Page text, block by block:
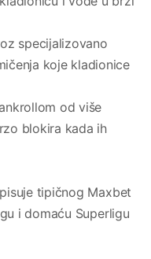
specijalizovano
koje kladionice
od više
blokira kada ih
tipičnog Maxbet
i domaću Superligu